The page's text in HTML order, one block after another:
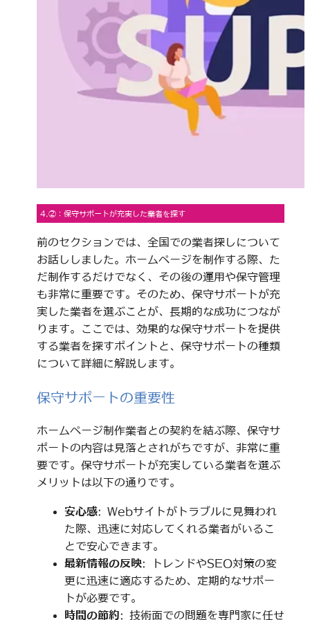
4.②：保守サポートが充実した業者を探す
前のセクションでは、全国での業者探しについて
お話ししました。ホームページを制作する際、た
だ制作するだけでなく、その後の運用や保守管理
も非常に重要です。そのため、保守サポートが充
実した業者を選ぶことが、長期的な成功につなが
ります。ここでは、効果的な保守サポートを提供
する業者を探すポイントと、保守サポートの種類
について詳細に解説します。
保守サポートの重要性
ホームページ制作業者との契約を結ぶ際、保守サ
ポートの内容は見落とされがちですが、非常に重
要です。保守サポートが充実している業者を選ぶ
メリットは以下の通りです。
安心感: Webサイトがトラブルに見舞われ
た際、迅速に対応してくれる業者がいるこ
とで安心できます。
最新情報の反映: トレンドやSEO対策の変
更に迅速に適応するため、定期的なサポー
トが必要です。
時間の節約: 技術面での問題を専門家に任せ